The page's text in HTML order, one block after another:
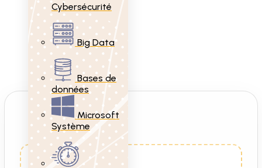
Cybersécurité
Big Data
Bases de
données
Microsoft
Système